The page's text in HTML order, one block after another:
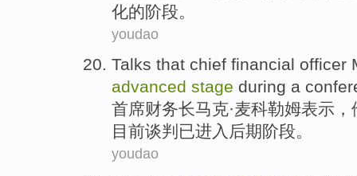
化的阶段。
youdao
Talks that chief financial officer
advanced stage during a
首席财务长马克·麦科勒姆表示
目前谈判 已进入 后期阶段。
youdao